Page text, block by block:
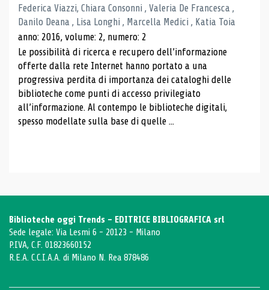
Federica Viazzi, Chiara Consonni , Valeria De Francesca ,
Danilo Deana , Lisa Longhi , Marcella Medici , Katia Toia
anno: 2016, volume: 2, numero: 2
Le possibilità di ricerca e recupero dell’informazione
offerte dalla rete Internet hanno portato a una
progressiva perdita di importanza dei cataloghi delle
biblioteche come punti di accesso privilegiato
all’informazione. Al contempo le biblioteche digitali,
spesso modellate sulla base di quelle ...
Biblioteche oggi Trends - EDITRICE BIBLIOGRAFICA srl
Sede legale: Via Lesmi 6 - 20123 - Milano
P.IVA, C.F. 01823660152
R.E.A. C.C.I.A.A. di Milano N. Rea 878486